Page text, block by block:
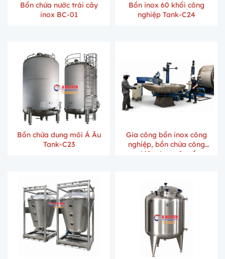
Bồn chứa nước trái cây
inox BC-01
Bồn inox 60 khối công
nghiệp Tank-C24
Bồn chứa dung môi Á Âu
Tank-C23
Gia công bồn inox công
nghiệp, bồn chứa công
nghiệp theo yêu cầu